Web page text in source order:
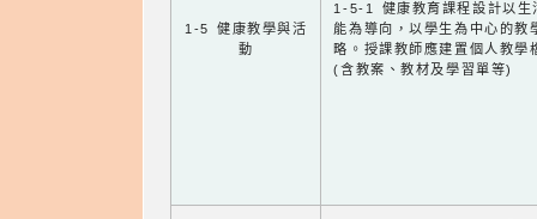
1-5 健康教學與活
動
1-5-1 健康教育課程設計以生
能為導向，以學生為中心的教
略。授課教師應建置個人教學
(含教案、教材及學習單等)